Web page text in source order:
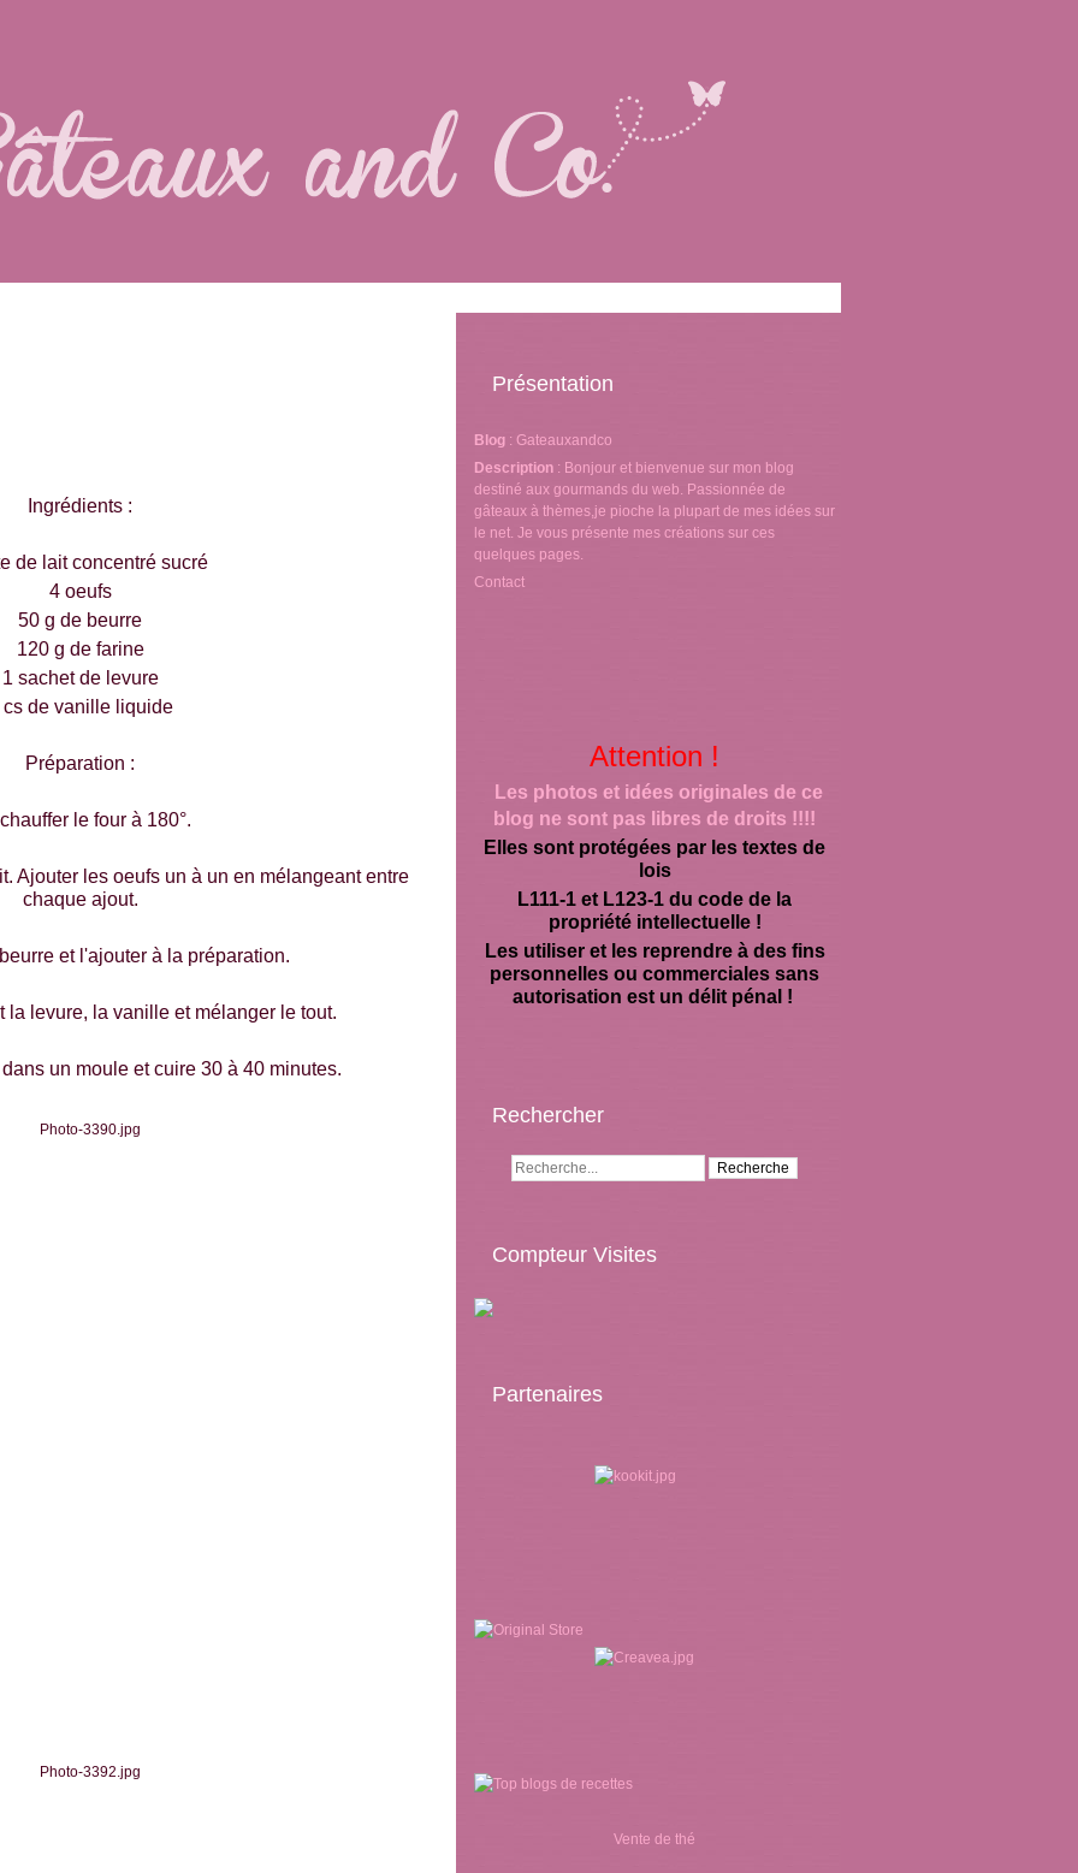
Ingrédients :
de lait concentré sucré
4 oeufs
50 g de beurre
120 g de farine
1 sachet de levure
cs de vanille liquide
Préparation :
le four à 180°.
Ajouter les oeufs un à un en mélangeant entre
chaque ajout.
et l'ajouter à la préparation.
la levure, la vanille et mélanger le tout.
un moule et cuire 30 à 40 minutes.
Présentation
Blog : Gateauxandco
Description : Bonjour et bienvenue sur mon blog
destiné aux gourmands du web. Passionnée de
gâteaux à thèmes,je pioche la plupart de mes idées sur
le net. Je vous présente mes créations sur ces
quelques pages.
Contact
Attention !
Les photos et idées originales de ce
blog ne sont pas libres de droits !!!!
Elles sont protégées par les textes de
lois
L111-1 et L123-1 du code de la
propriété intellectuelle !
Les utiliser et les reprendre à des fins
personnelles ou commerciales sans
autorisation est un délit pénal !
Rechercher
Compteur Visites
Partenaires
Vente de thé